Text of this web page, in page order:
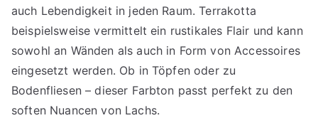
auch Lebendigkeit in jeden Raum. Terrakotta
beispielsweise vermittelt ein rustikales Flair und kann
sowohl an Wänden als auch in Form von Accessoires
eingesetzt werden. Ob in Töpfen oder zu
Bodenfliesen – dieser Farbton passt perfekt zu den
soften Nuancen von Lachs.